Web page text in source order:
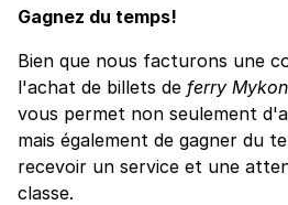
Gagnez du temps!
Bien que nous facturons une
l'achat de billets de ferry
vous permet non seulement
mais également de gagner du
recevoir un service et une
classe.